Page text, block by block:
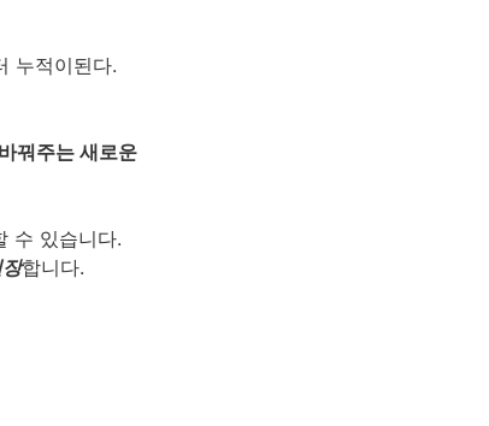
누적이된다.
꿔주는 새로운
수 있습니다.
합니다.